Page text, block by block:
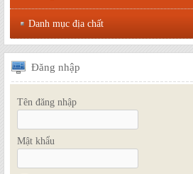
Danh mục địa chất
Đăng nhập
Tên đăng nhập
Mật khẩu